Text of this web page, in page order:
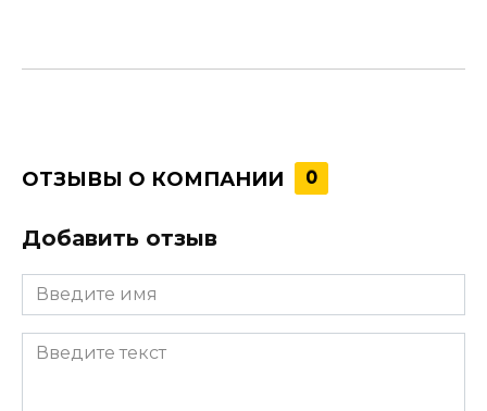
ОТЗЫВЫ О КОМПАНИИ 0
Добавить отзыв